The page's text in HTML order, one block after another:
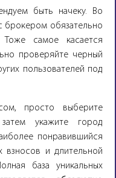
быть начеку. Во
брокером обязательно
самое касается
проверяйте черный
пользователей под
просто выберите
укажите город
понравившийся
взносов и длительной
база уникальных